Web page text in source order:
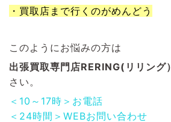
・買取店まで行くのがめんどう
このようにお悩みの方は
出張買取専門店RERING(リリング）
さい。
＜10～17時＞お電話
＜24時間＞WEBお問い合わせ